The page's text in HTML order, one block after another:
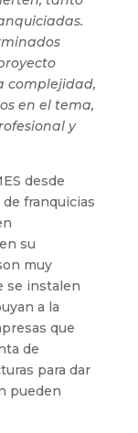
complejidad,
en el tema,
y
desde
franquicias
su
muy
se instalen
a la
que
de
para dar
pueden